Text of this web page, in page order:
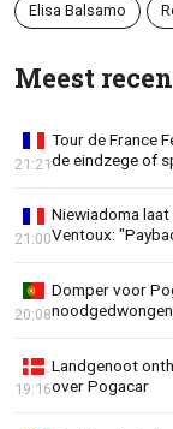
Elisa Balsamo
Meest
Tour de France
de eindzege of
21:21
Niewiadoma
Ventoux:
21:00
Domper voor
20:08
Landgenoot
over Pogacar
19:16